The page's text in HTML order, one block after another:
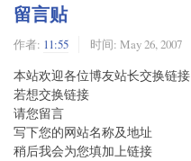
留言贴
作者: 11:55 时间: May 26, 2007
本站欢迎各位博友站长交换链接
若想交换链接
请您留言
写下您的网站名称及地址
稍后我会为您填加上链接